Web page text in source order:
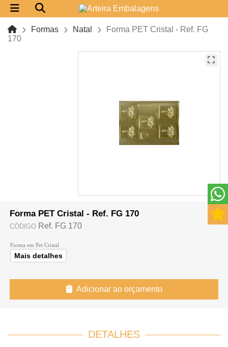
Formas Natal
Forma PET Cristal - Ref. FG
170
Forma PET Cristal - Ref. FG 170
CÓDIGO Ref. FG 170
Forma em Pet Cristal
Mais detalhes
Adicionar ao orçamento
DETALHES